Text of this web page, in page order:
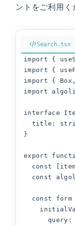
ントをご利用く
Search.tsx
import {
import {
import {
import
interface
title:
}
export
const
const
const form
query: